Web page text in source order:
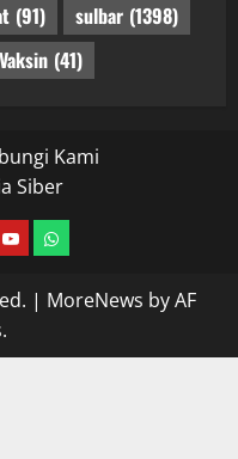
(91) sulbar (1398)
Vaksin (41)
Kami
Siber
youtubewhatsapp
| MoreNews by AF